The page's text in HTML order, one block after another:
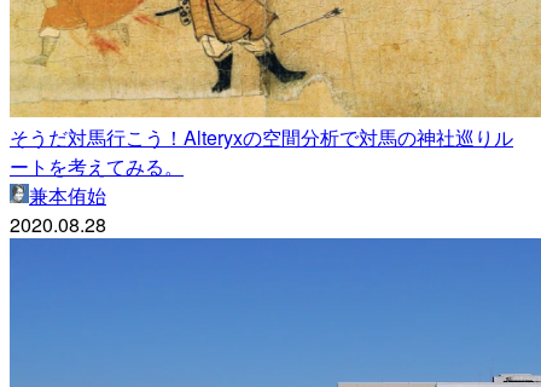
そうだ対馬行こう！Alteryxの空間分析で対馬の神社巡りル
ートを考えてみる。
兼本侑始
2020.08.28